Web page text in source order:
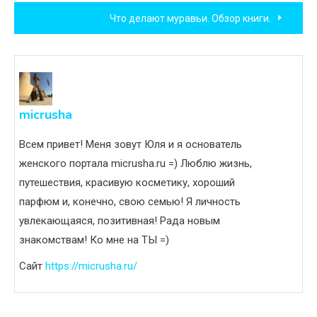
записям
Что делают муравьи. Обзор книги.
micrusha
Всем привет! Меня зовут Юля и я основатель
женского портала micrusha.ru =) Люблю жизнь,
путешествия, красивую косметику, хороший
парфюм и, конечно, свою семью! Я личность
увлекающаяся, позитивная! Рада новым
знакомствам! Ко мне на ТЫ =)
Сайт https://micrusha.ru/